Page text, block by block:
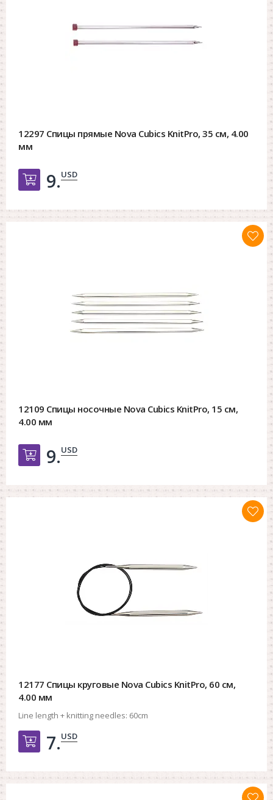
12297 Спицы прямые Nova Cubics KnitPro, 35 см, 4.00
мм
Добавить в корзину
9.USD
12109 Спицы носочные Nova Cubics KnitPro, 15 см,
4.00 мм
Добавить в корзину
9.USD
12177 Спицы круговые Nova Cubics KnitPro, 60 см,
4.00 мм
Line length + knitting needles: 60cm
Добавить в корзину
7.USD